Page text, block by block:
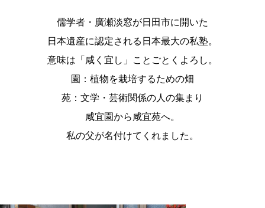
儒学者・廣瀬淡窓が日田市に開いた
日本遺産に認定される日本最大の私塾。
意味は「咸く宜し」ことごとくよろし。
園：植物を栽培するための畑
苑：文学・芸術関係の人の集まり
咸宜園から咸宜苑へ。
私の父が名付けてくれました。